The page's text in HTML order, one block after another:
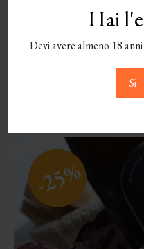
Hai
Devi avere almeno 18
Si